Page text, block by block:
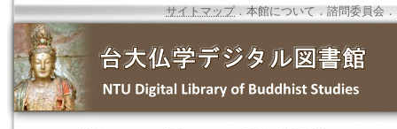
サイトマップ．本館について ． 諮問委員会 ．